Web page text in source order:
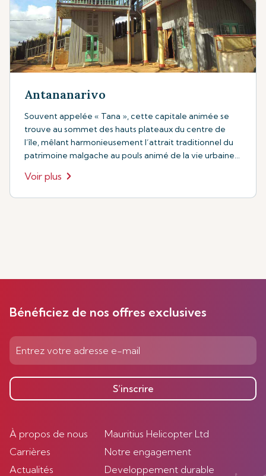
Antananarivo
Souvent appelée « Tana », cette capitale animée se
trouve au sommet des hauts plateaux du centre de
l’île, mêlant harmonieusement l’attrait traditionnel du
patrimoine malgache au pouls animé de la vie urbaine
Voir plus
Bénéficiez de nos offres exclusives
S’inscrire
À propos de nous
Carrières
Actualités
Mauritius Helicopter Ltd
Notre engagement
Developpement durable